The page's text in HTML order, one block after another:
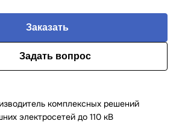
Заказать
Задать вопрос
комплексных решений
электросетей до 110 кВ